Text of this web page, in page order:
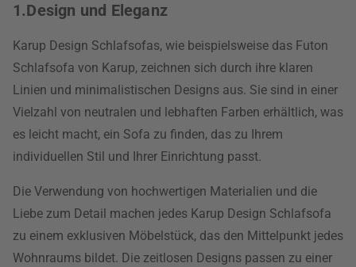
1.Design und Eleganz
Karup Design Schlafsofas, wie beispielsweise das Futon
Schlafsofa von Karup, zeichnen sich durch ihre klaren
Linien und minimalistischen Designs aus. Sie sind in einer
Vielzahl von neutralen und lebhaften Farben erhältlich, was
es leicht macht, ein Sofa zu finden, das zu Ihrem
individuellen Stil und Ihrer Einrichtung passt.
Die Verwendung von hochwertigen Materialien und die
Liebe zum Detail machen jedes Karup Design Schlafsofa
zu einem exklusiven Möbelstück, das den Mittelpunkt jedes
Wohnraums bildet. Die zeitlosen Designs passen zu einer